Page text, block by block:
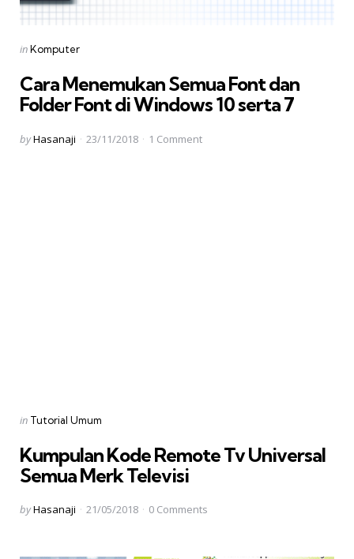
Categories
Posted
inKomputer
Cara Menemukan Semua Font dan
Folder Font di Windows 10 serta 7
Posted
byHasanaji 23/11/2018 1 Comment
Categories
Posted
in Tutorial Umum
Kumpulan Kode Remote Tv Universal
Semua Merk Televisi
Posted
byHasanaji 21/05/2018 0 Comments